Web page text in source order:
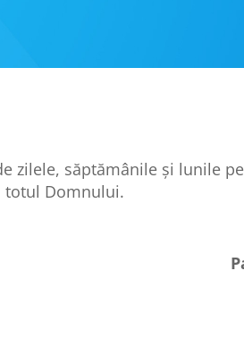
zilele, săptămânile și lunile
Domnului.